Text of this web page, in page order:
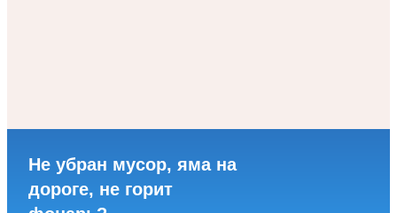
Не убран мусор, яма на
дороге, не горит